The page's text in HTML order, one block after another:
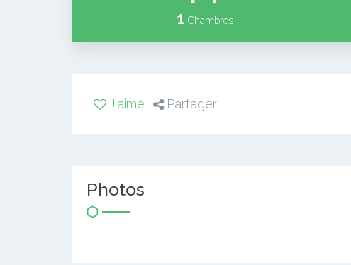
1 Chambres
J'aime Partager
Photos